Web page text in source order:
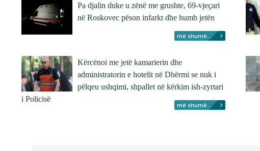
Pa djalin duke u zënë me grushte, 69-vjeçari
në Roskovec pëson infarkt dhe humb jetën
më shumë...
Kërcënoi me jetë kamarierin dhe
administratorin e hotelit në Dhërmi se nuk i
pëlqeu ushqimi, shpallet në kërkim ish-zyrtari
i Policisë
më shumë...